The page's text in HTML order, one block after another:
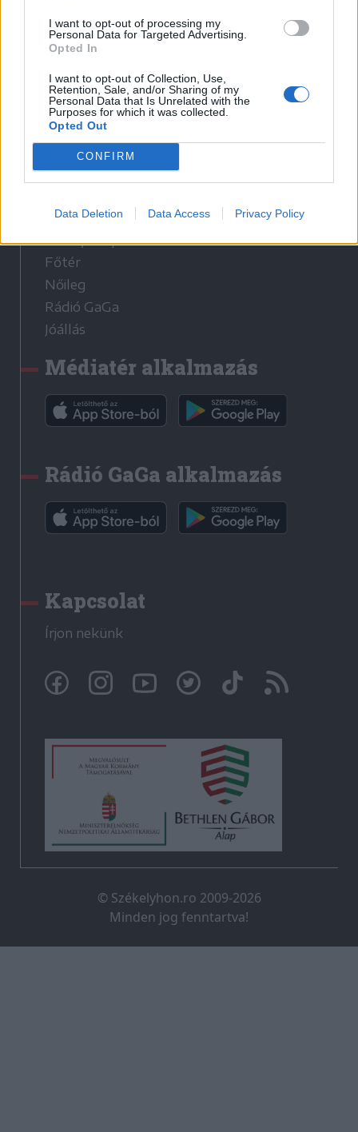
I want to opt-out of processing my
Personal Data for Targeted Advertising.
Opted In
I want to opt-out of Collection, Use,
Retention, Sale, and/or Sharing of my
Personal Data that Is Unrelated with the
Purposes for which it was collected.
Opted Out
CONFIRM
Data Deletion Data Access Privacy Policy
Látogatottsági adatok
Sütibeállítások
Médiatér
Székely Sport
Liget
Bihari Napló
Erdélyi Napló
Főtér
Nőileg
Rádió GaGa
Jóállás
Médiatér alkalmazás
Rádió GaGa alkalmazás
Kapcsolat
Írjon nekünk
© Székelyhon.ro 2009-2026
Minden jog fenntartva!